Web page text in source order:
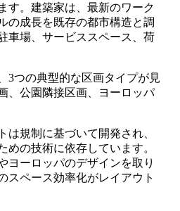
す。建築家は、最新のワーク
の成長を既存の都市構造と調
車場、サービススペース、荷
3つの典型的な区画タイプが見
、公園隣接区画、ヨーロッパ
は規制に基づいて開発され、
めの技術に依存しています。
ヨーロッパのデザインを取り
スペース効率化がレイアウト